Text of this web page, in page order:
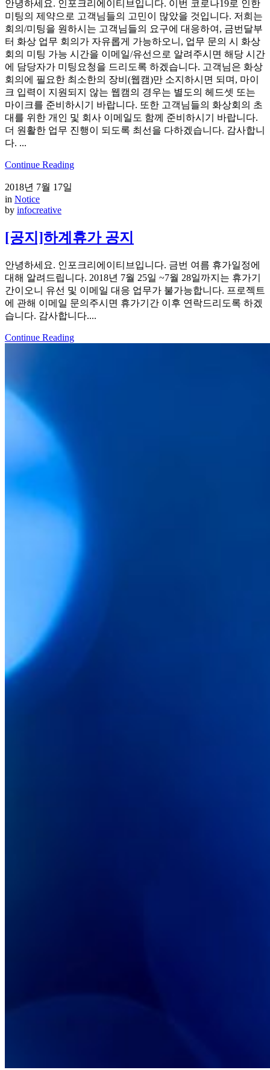
안녕하세요. 인포크리에이티브입니다. 이번 코로나19로 인한
미팅의 제약으로 고객님들의 고민이 많았을 것입니다. 저희는
회의/미팅을 원하시는 고객님들의 요구에 대응하여, 금번달부
터 화상 업무 회의가 자유롭게 가능하오니, 업무 문의 시 화상
회의 미팅 가능 시간을 이메일/유선으로 알려주시면 해당 시간
에 담당자가 미팅요청을 드리도록 하겠습니다. 고객님은 화상
회의에 필요한 최소한의 장비(웹캠)만 소지하시면 되며, 마이
크 입력이 지원되지 않는 웹캠의 경우는 별도의 헤드셋 또는
마이크를 준비하시기 바랍니다. 또한 고객님들의 화상회의 초
대를 위한 개인 및 회사 이메일도 함께 준비하시기 바랍니다.
더 원활한 업무 진행이 되도록 최선을 다하겠습니다. 감사합니
다. ...
Continue Reading
2018년 7월 17일
in Notice
by infocreative
[공지]하계휴가 공지
안녕하세요. 인포크리에이티브입니다. 금번 여름 휴가일정에
대해 알려드립니다. 2018년 7월 25일 ~7월 28일까지는 휴가기
간이오니 유선 및 이메일 대응 업무가 불가능합니다. 프로젝트
에 관해 이메일 문의주시면 휴가기간 이후 연락드리도록 하겠
습니다. 감사합니다....
Continue Reading